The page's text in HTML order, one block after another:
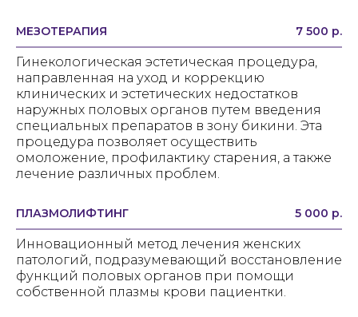
МЕЗОТЕРАПИЯ 7 500 р.
Гинекологическая эстетическая процедура,
направленная на уход и коррекцию
клинических и эстетических недостатков
наружных половых органов путем введения
специальных препаратов в зону бикини. Эта
процедура позволяет осуществить
омоложение, профилактику старения, а также
лечение различных проблем.
ПЛАЗМОЛИФТИНГ 5 000 р.
Инновационный метод лечения женских
патологий, подразумевающий восстановление
функций половых органов при помощи
собственной плазмы крови пациентки.